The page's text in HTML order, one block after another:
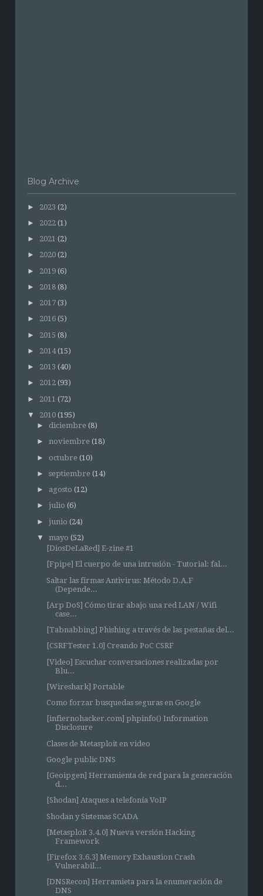
Blog Archive
► 2023 (2)
► 2022 (1)
► 2021 (2)
► 2020 (2)
► 2019 (6)
► 2018 (8)
► 2017 (3)
► 2016 (5)
► 2015 (8)
► 2014 (15)
► 2013 (40)
► 2012 (93)
► 2011 (72)
▼
2010 (195)
► diciembre (8)
► noviembre (18)
► octubre (10)
► septiembre (14)
► agosto (12)
► julio (6)
► junio (24)
▼
mayo (52)
[DiosDeLaRed] E-zine #1
[Fpipe] El cuerpo de una intrusión - Tutorial: fal...
Saltar las firmas Antivirus: Método D.A.F
(Depende...
[Arp DoS] Cómo tirar abajo una red LAN / Wifi
case...
[Tabnabbing] Phishing a través de las pestañas del...
[CSRFTester 1.0] Creando PoC CSRF
[Video] Escuchar conversaciones realizadas por
Blu...
[Wireshark] Portable
Como forzar busquedas seguras en Google
[infiernohacker.com] phpinfo() Information
Disclosure
Clases de Metasploit en video
Google public DNS
[Geoipgen] Herramienta de red para la generación
d...
[Shodan] Ataques a telefonía VoIP
Shodan y Sistemas SCADA
[Metasploit 3.4.0] Nueva versión Hacking
Framework
[Firefox 3.6.3] Memory Exhaustion Crash
Vulnerabil...
[DNSRecon] Herramieta para la enumeración de
DNS